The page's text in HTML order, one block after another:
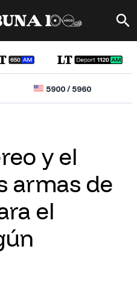
5900/5960
y el
armas de
el